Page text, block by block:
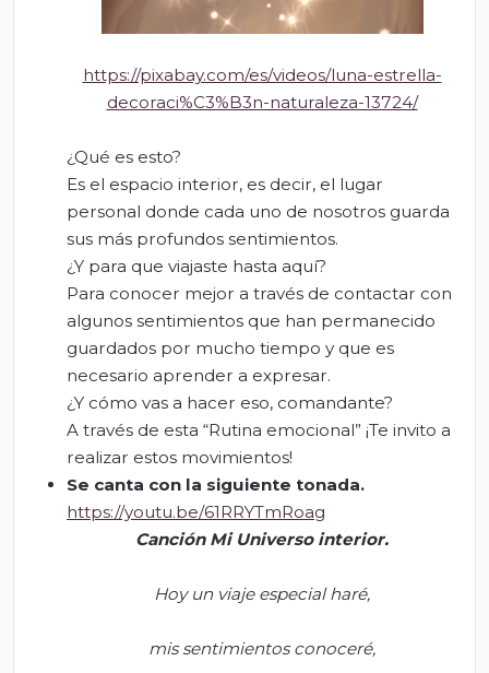
https://pixabay.com/es/videos/luna-estrella-
decoraci%C3%B3n-naturaleza-13724/
¿Qué es esto?
Es el espacio interior, es decir, el lugar
personal donde cada uno de nosotros guarda
sus más profundos sentimientos.
¿Y para que viajaste hasta aquí?
Para conocer mejor a través de contactar con
algunos sentimientos que han permanecido
guardados por mucho tiempo y que es
necesario aprender a expresar.
¿Y cómo vas a hacer eso, comandante?
A través de esta “Rutina emocional” ¡Te invito a
realizar estos movimientos!
Se canta con la siguiente tonada.
https://youtu.be/61RRYTmRoag
Canción Mi Universo interior.
Hoy un viaje especial haré,
mis sentimientos conoceré,